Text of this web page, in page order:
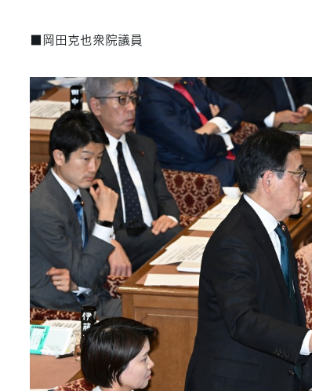
■岡田克也衆院議員